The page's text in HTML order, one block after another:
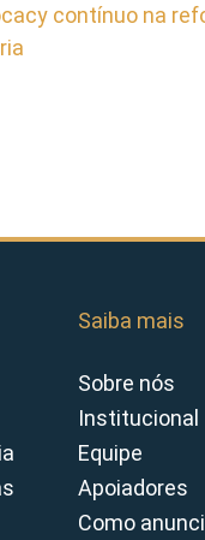
contínuo na
Saiba mais
Sobre nós
Institucional
Equipe
Apoiadores
Como